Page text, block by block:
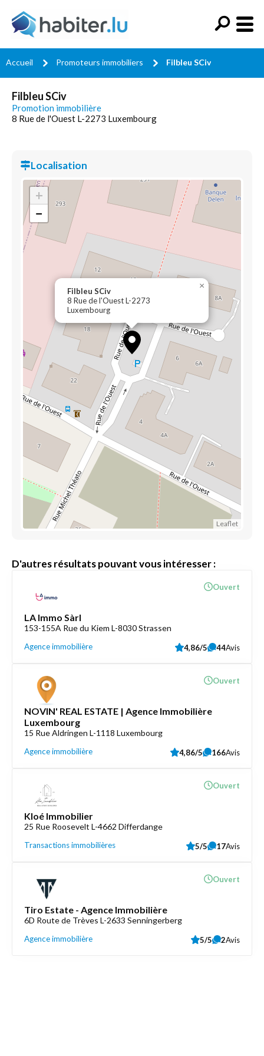
Accueil Promoteurs immobiliers Filbleu SCiv
Filbleu SCiv
Promotion immobilière
8 Rue de l'Ouest L-2273 Luxembourg
Localisation
Filbleu SCiv
8 Rue de l'Ouest L-2273
Luxembourg
×
+
−
Leaflet
D'autres résultats pouvant vous intéresser :
LA Immo Sàrl
153-155A Rue du Kiem L-8030 Strassen
Agence immobilière
Ouvert
4,86/5 44Avis
NOVIN' REAL ESTATE | Agence Immobilière
Luxembourg
15 Rue Aldringen L-1118 Luxembourg
Agence immobilière
Ouvert
4,86/5 166Avis
Kloé Immobilier
25 Rue Roosevelt L-4662 Differdange
Transactions immobilières
Ouvert
5/5 17Avis
Tiro Estate - Agence Immobilière
6D Route de Trèves L-2633 Senningerberg
Agence immobilière
Ouvert
5/5 2Avis